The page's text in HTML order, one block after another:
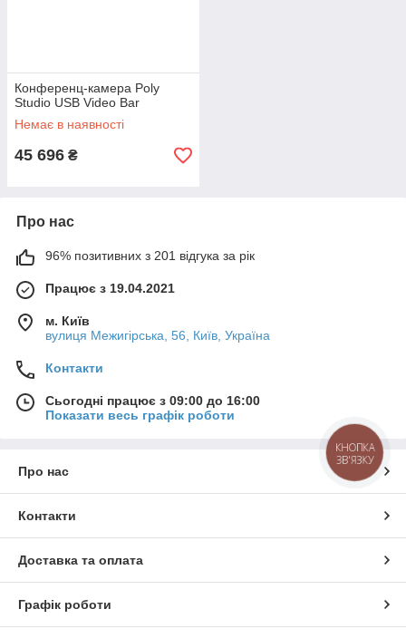
Конференц-камера Poly
Studio USB Video Bar
Немає в наявності
45 696 ₴
Про нас
96% позитивних з 201 відгука за рік
Працює з 19.04.2021
м. Київ
вулиця Межигірська, 56, Київ, Україна
Контакти
Сьогодні працює з 09:00 до 16:00
Показати весь графік роботи
Про нас
Контакти
Доставка та оплата
Графік роботи
КНОПКА
ЗВ'ЯЗКУ